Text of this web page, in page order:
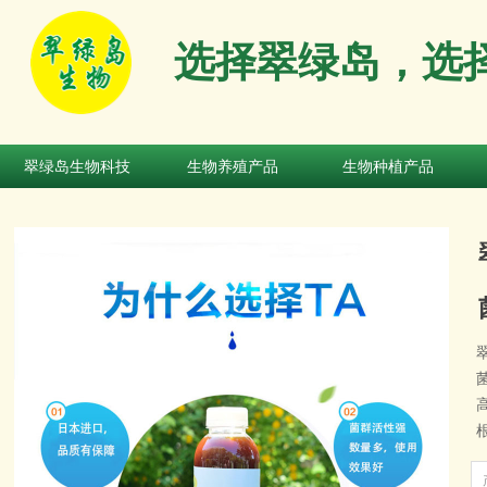
选择翠绿岛，选
翠绿岛生物科技 生物养殖产品 生物种植产品